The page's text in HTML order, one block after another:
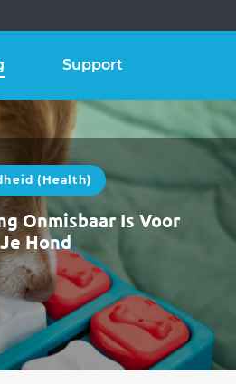
Support
(health)
Onmisbaar Is Voor
Hond
meer energie en
zijn actiever, alerter
is prachtig — maar…